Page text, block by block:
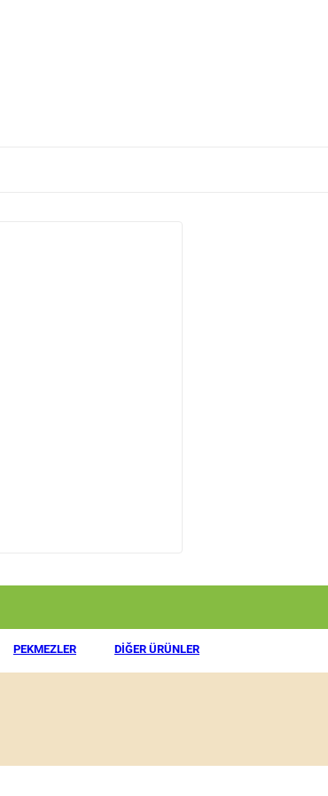
PEKMEZLER DIĞER ÜRÜNLER